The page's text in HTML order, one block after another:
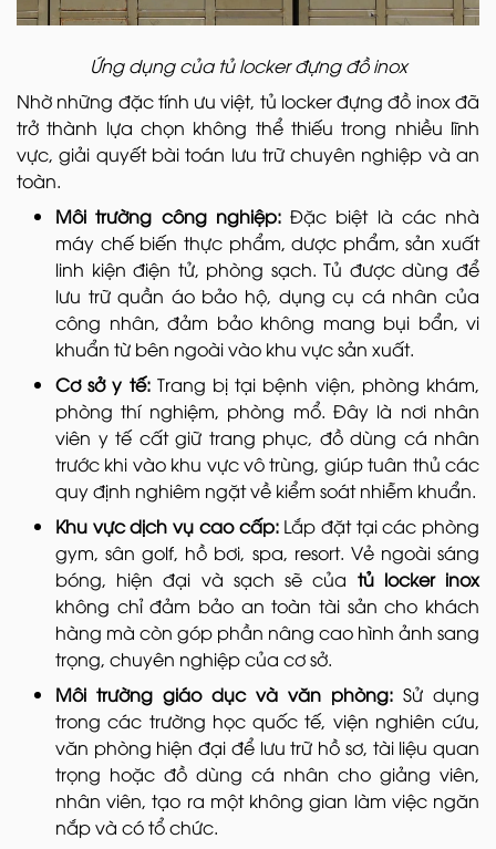
Ứng dụng của tủ locker đựng đồ inox
Nhờ những đặc tính ưu việt, tủ locker đựng đồ inox đã
trở thành lựa chọn không thể thiếu trong nhiều lĩnh
vực, giải quyết bài toán lưu trữ chuyên nghiệp và an
toàn.
Môi trường công nghiệp: Đặc biệt là các nhà
máy chế biến thực phẩm, dược phẩm, sản xuất
linh kiện điện tử, phòng sạch. Tủ được dùng để
lưu trữ quần áo bảo hộ, dụng cụ cá nhân của
công nhân, đảm bảo không mang bụi bẩn, vi
khuẩn từ bên ngoài vào khu vực sản xuất.
Cơ sở y tế: Trang bị tại bệnh viện, phòng khám,
phòng thí nghiệm, phòng mổ. Đây là nơi nhân
viên y tế cất giữ trang phục, đồ dùng cá nhân
trước khi vào khu vực vô trùng, giúp tuân thủ các
quy định nghiêm ngặt về kiểm soát nhiễm khuẩn.
Khu vực dịch vụ cao cấp: Lắp đặt tại các phòng
gym, sân golf, hồ bơi, spa, resort. Vẻ ngoài sáng
bóng, hiện đại và sạch sẽ của tủ locker inox
không chỉ đảm bảo an toàn tài sản cho khách
hàng mà còn góp phần nâng cao hình ảnh sang
trọng, chuyên nghiệp của cơ sở.
Môi trường giáo dục và văn phòng: Sử dụng
trong các trường học quốc tế, viện nghiên cứu,
văn phòng hiện đại để lưu trữ hồ sơ, tài liệu quan
trọng hoặc đồ dùng cá nhân cho giảng viên,
nhân viên, tạo ra một không gian làm việc ngăn
nắp và có tổ chức.